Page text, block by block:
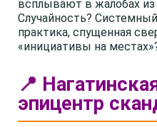
всплывают в жалобах из
Случайность?
практика, спущенная
«инициативы на
📍
эпицентр